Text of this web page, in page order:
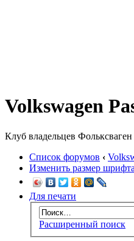
Volkswagen
Клуб владельцев
Список форумов ‹
Изменить размер шрифта
Для печати
Расширенный поиск